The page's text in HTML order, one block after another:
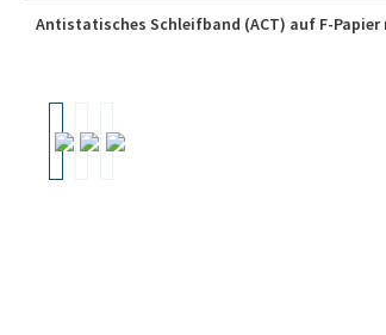
Antistatisches Schleifband (ACT) auf F-